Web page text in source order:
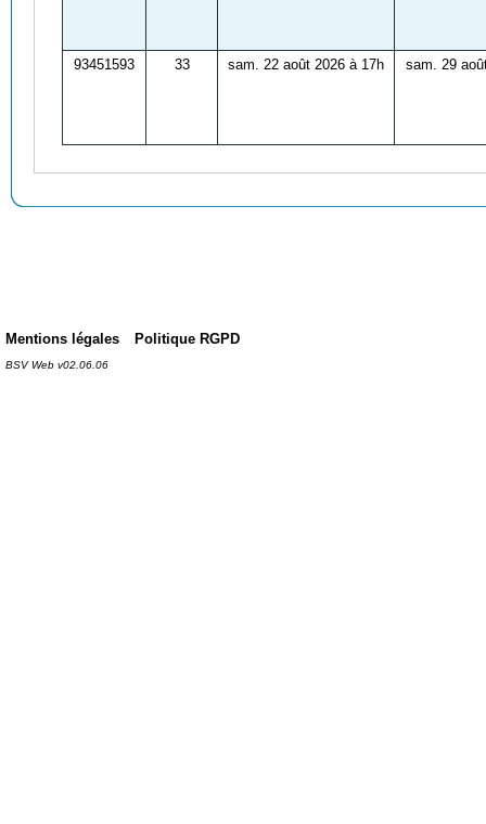
93451593 33 sam. 22 août 2026 à 17h sam. 29
Mentions légales Politique RGPD
BSV Web v02.06.06